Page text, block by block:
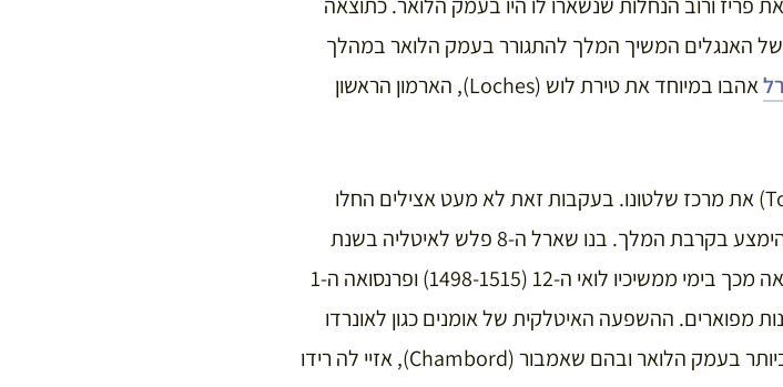
האנגלים המשיך המלך להתגורר בעמק הלואר במהלך
אהבו במיוחד את טירת לוש (Loches), הארמון הראשון
לואי ה-11 המשיך במסורת אביו וקבע בעיר טור (Tours) את מרכז שלטונו. בעקבות זאת לא מעט אצילים החלו
לבנות את הטירות שלהם לא רחוק מהעיר על מנת להימצע בקרבת המלך. בנו שארל ה-8 פלש לאיטליה בשנת
1494 והביא איתו חזרה את הרנסאנס האיטלקי. כתוצאה מכך בימי ממשיכיו לואי ה-12 (1498-1515) ופרנסואה ה-1
מפוארים. ההשפעה האיטלקית של אומנים כגון לאונרדו
דה ווינצ’י הביא ליצירת כמה מהארמונות המפוארים ביותר בעמק הלואר ובהם שאמבור (Chambord), אזיי לה רידו